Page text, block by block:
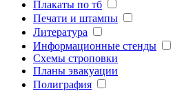
Плакаты по тб
Печати и штампы
Литература
Информационные стенды
Схемы строповки
Планы эвакуации
Полиграфия